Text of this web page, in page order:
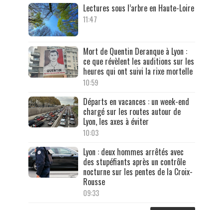
Lectures sous l’arbre en Haute-Loire
11:47
Mort de Quentin Deranque à Lyon :
ce que révèlent les auditions sur les
heures qui ont suivi la rixe mortelle
10:59
Départs en vacances : un week-end
chargé sur les routes autour de
Lyon, les axes à éviter
10:03
Lyon : deux hommes arrêtés avec
des stupéfiants après un contrôle
nocturne sur les pentes de la Croix-
Rousse
09:33